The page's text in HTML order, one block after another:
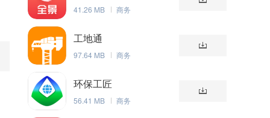
41.26 MB 商务
工地通
97.64 MB 商务
环保工匠
56.41 MB 商务